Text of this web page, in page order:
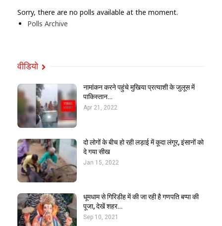
Sorry, there are no polls available at the moment.
Polls Archive
वीडियो
नामांकन करने पहुंचे मुखिया प्रत्याशी के जुलूस में
पाकिस्तान…
Apr 21, 2022
दो लोगों के बीच हो रही लड़ाई में कूदा लंगूर, इंसानों को
दे गया सीख
Jan 15, 2022
धूमधाम से गिरिडीह में की जा रही है गणपति बप्पा की
पूजा, देखें शहर…
Sep 10, 2021